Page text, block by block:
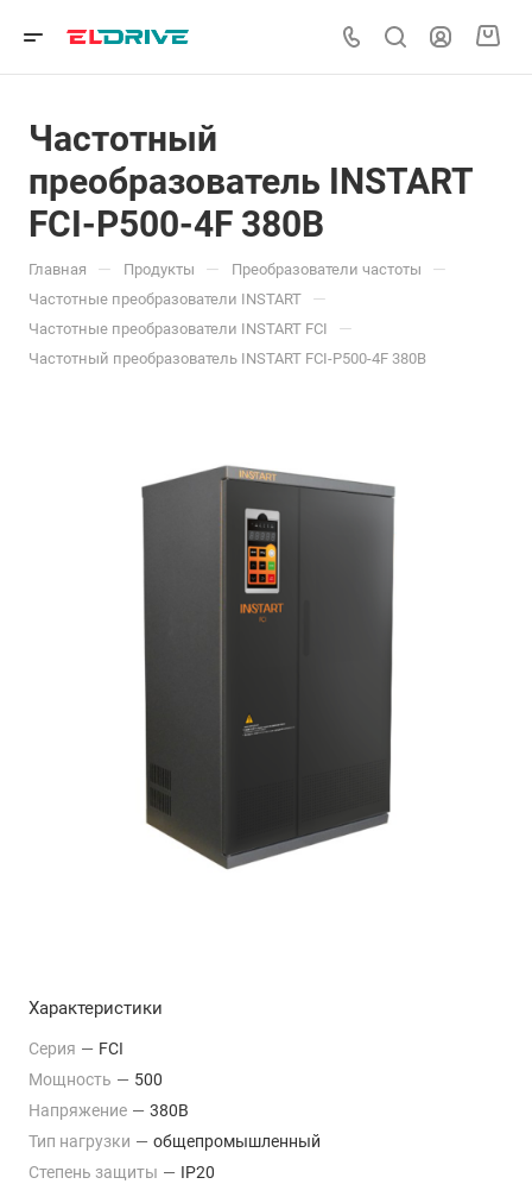
Частотный
преобразователь INSTART
FCI-P500-4F 380В
Главная — Продукты — Преобразователи частоты —
Частотные преобразователи INSTART —
Частотные преобразователи INSTART FCI —
Частотный преобразователь INSTART FCI-P500-4F 380В
Характеристики
Серия — FCI
Мощность — 500
Напряжение — 380В
Тип нагрузки — общепромышленный
Степень защиты — IP20